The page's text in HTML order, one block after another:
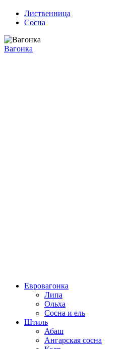
Лиственница
Сосна
Вагонка
Евровагонка
Липа
Ольха
Сосна и ель
Штиль
Абаш
Ангарская сосна